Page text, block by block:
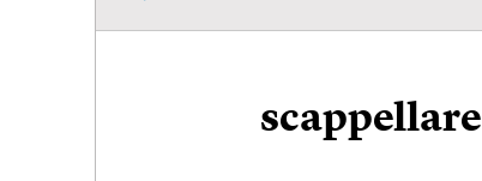
scappellare